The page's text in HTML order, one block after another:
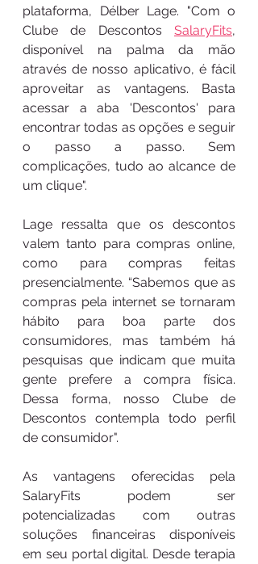
plataforma, Délber Lage. "Com o
Clube de Descontos SalaryFits,
disponível na palma da mão
através de nosso aplicativo, é fácil
aproveitar as vantagens. Basta
acessar a aba 'Descontos' para
encontrar todas as opções e seguir
o passo a passo. Sem
complicações, tudo ao alcance de
um clique".
Lage ressalta que os descontos
valem tanto para compras online,
como para compras feitas
presencialmente. “Sabemos que as
compras pela internet se tornaram
hábito para boa parte dos
consumidores, mas também há
pesquisas que indicam que muita
gente prefere a compra física.
Dessa forma, nosso Clube de
Descontos contempla todo perfil
de consumidor".
As vantagens oferecidas pela
SalaryFits podem ser
potencializadas com outras
soluções financeiras disponíveis
em seu portal digital. Desde terapia